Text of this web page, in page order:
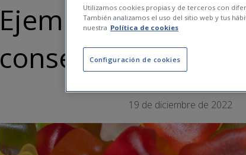
Ejemplos de
consejos para
19 de diciembre de 2022
Utilizamos cookies propias y de terceros con
También analizamos el uso del sitio web y tus
nuestra Política de cookies
Configuración de cookies